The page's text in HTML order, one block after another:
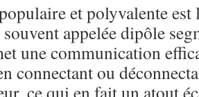
et polyvalente est
appelée dipôle
une communication
connectant ou
ce qui en fait un atout